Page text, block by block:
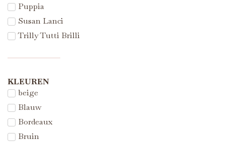
Puppia
Susan Lanci
Trilly Tutti Brilli
KLEUREN
beige
Blauw
Bordeaux
Bruin